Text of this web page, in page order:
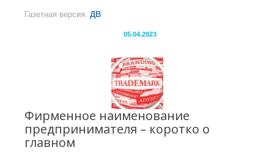
Газетная версия: ДВ
05.04.2023
Фирменное наименование
предпринимателя – коротко о
главном